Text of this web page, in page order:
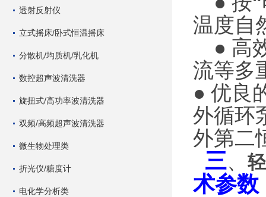
透射反射仪
立式摇床/卧式恒温摇床
分散机/均质机/乳化机
数控超声波清洗器
旋扭式/高功率波清洗器
双频/高频超声波清洗器
微生物处理类
折光仪/糖度计
电化学分析类
温度自
● 高
流等
● 优良
外循环
外第二
三、
术参数